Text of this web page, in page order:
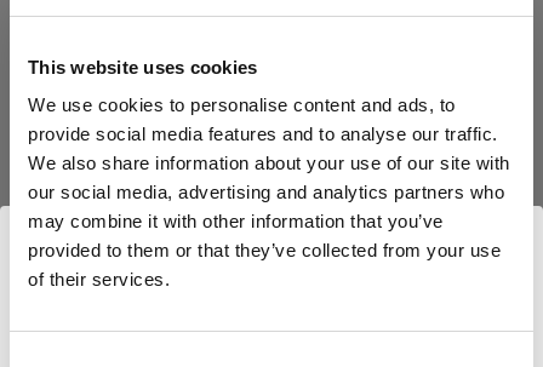
This website uses cookies
We use cookies to personalise content and ads, to
provide social media features and to analyse our traffic.
We also share information about your use of our site with
our social media, advertising and analytics partners who
may combine it with other information that you’ve
provided to them or that they’ve collected from your use
of their services.
Soft Reflectors
Soft Zoom Reflector